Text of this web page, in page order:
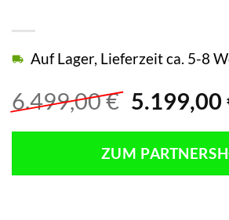
6.499,00€
war:
6.499,00
5.199,00
Auf Lager, Lieferzeit ca. 5-8
ZUM